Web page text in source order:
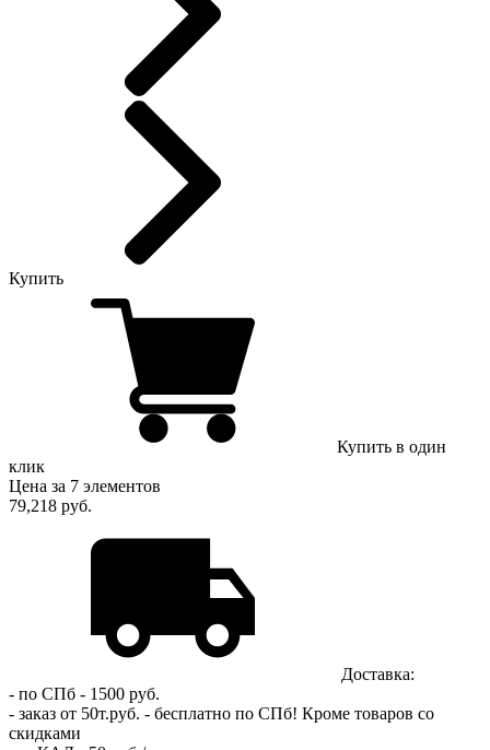
Купить
Купить в один
клик
Цена за 7 элементов
79,218 руб.
Доставка:
- по СПб - 1500 руб.
- заказ от 50т.руб. - бесплатно по СПб! Кроме товаров со
скидками